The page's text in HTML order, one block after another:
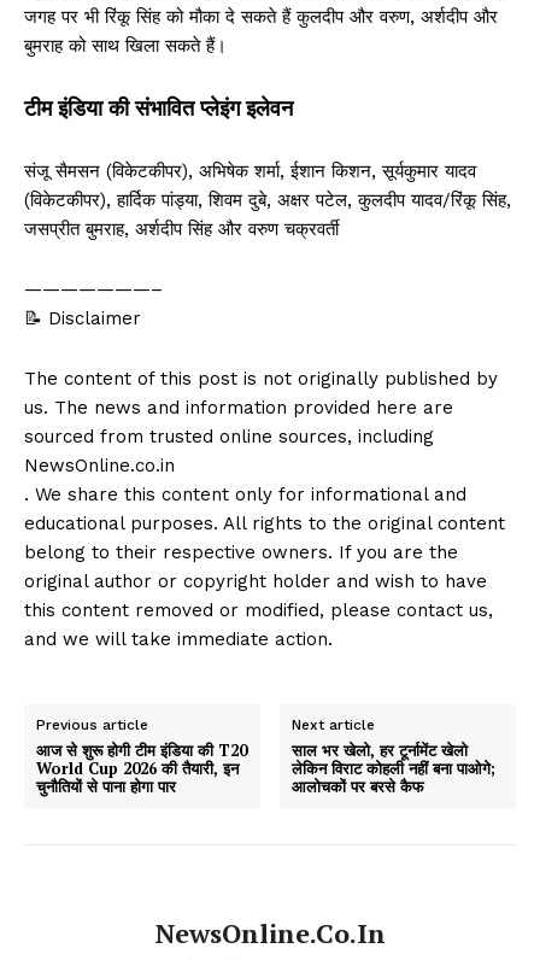
जगह पर भी रिंकू सिंह को मौका दे सकते हैं कुलदीप और वरुण, अर्शदीप और
बुमराह को साथ खिला सकते हैं।
टीम इंडिया की संभावित प्लेइंग इलेवन
संजू सैमसन (विकेटकीपर), अभिषेक शर्मा, ईशान किशन, सूर्यकुमार यादव
(विकेटकीपर), हार्दिक पांड्या, शिवम दुबे, अक्षर पटेल, कुलदीप यादव/रिंकू सिंह,
जसप्रीत बुमराह, अर्शदीप सिंह और वरुण चक्रवर्ती
———————–
📝 Disclaimer
The content of this post is not originally published by
us. The news and information provided here are
sourced from trusted online sources, including
NewsOnline.co.in
. We share this content only for informational and
educational purposes. All rights to the original content
belong to their respective owners. If you are the
original author or copyright holder and wish to have
this content removed or modified, please contact us,
and we will take immediate action.
Previous article
आज से शुरू होगी टीम इंडिया की T20
World Cup 2026 की तैयारी, इन
चुनौतियों से पाना होगा पार
Next article
साल भर खेलो, हर टूर्नामेंट खेलो
लेकिन विराट कोहली नहीं बना पाओगे;
आलोचकों पर बरसे कैफ
NewsOnline.co.in